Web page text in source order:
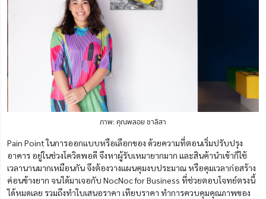
ภาพ: คุณพลอย ชาลิสา
Pain Point ในการออกแบบหรือเลือกของ ด้วยความที่ตอนเริ่มปรับปรุง
อาคาร อยู่ในช่วงโควิดพอดี จึงหาผู้รับเหมายากมาก และสินค้านำเข้าก็ใช้
เวลานานมากเหมือนกัน จึงต้องวางแผนคุมงบประมาณ หรือคุมเวลาก่อสร้าง
ค่อนข้างยาก จนได้มาเจอกับ NocNoc for Business ที่ช่วยตอบโจทย์ตรงนี้
ได้หมดเลย รวมถึงทำใบเสนอราคา เทียบราคา ทำการควบคุมคุณภาพของ